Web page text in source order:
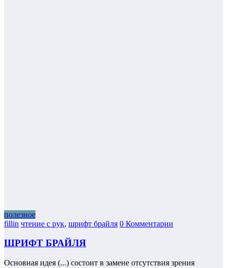
полезное
fillin чтение с рук, шрифт брайля 0 Комментарии
ШРИФТ БРАЙЛЯ
Основная идея (...) состоит в замене отсутствия зрения